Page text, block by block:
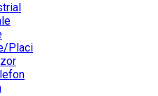
Placi